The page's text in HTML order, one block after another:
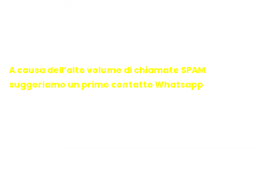
A causa dell’alto volume di chiamate SPAM
suggeriamo un primo contatto Whatsapp